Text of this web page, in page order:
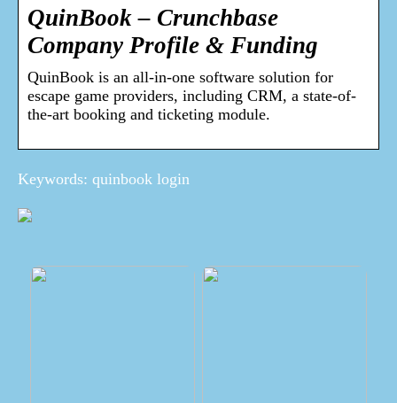
QuinBook – Crunchbase
Company Profile & Funding
QuinBook is an all-in-one software solution for
escape game providers, including CRM, a state-of-
the-art booking and ticketing module.
Keywords: quinbook login